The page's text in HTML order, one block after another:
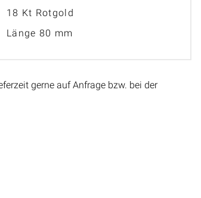
18 Kt Rotgold
Länge 80 mm
gerne auf Anfrage bzw. bei der